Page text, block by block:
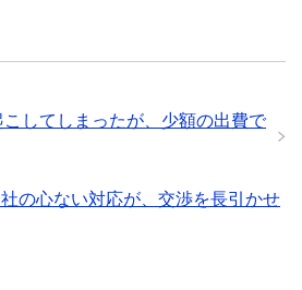
こしてしまったが、少額の出費で
社の心ない対応が、交渉を長引かせ